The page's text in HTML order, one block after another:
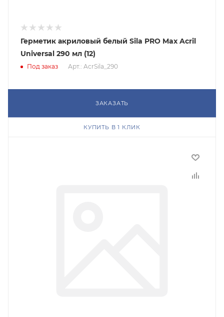
Герметик акриловый белый Sila PRO Max Acril
Universal 290 мл (12)
Под заказ Арт.: AcrSila_290
ЗАКАЗАТЬ
КУПИТЬ В 1 КЛИК